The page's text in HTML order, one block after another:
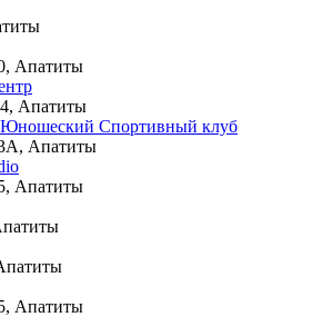
Апатиты
Апатиты
Юношеский Спортивный клуб
Апатиты
Апатиты
Апатиты